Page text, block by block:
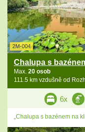
2M-004
Chalupa s
Max. 20 osob
111.5 km vzdušně od
6x
„Chalupa s bazénem na